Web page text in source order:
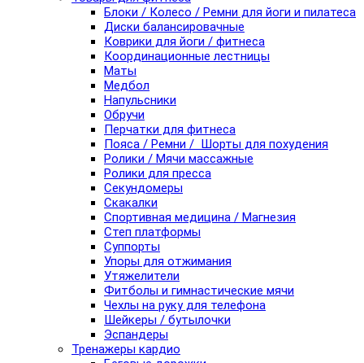
Блоки / Колесо / Ремни для йоги и пилатеса
Диски балансировачные
Коврики для йоги / фитнеса
Координационные лестницы
Маты
Медбол
Напульсники
Обручи
Перчатки для фитнеса
Пояса / Ремни / Шорты для похудения
Ролики / Мячи массажные
Ролики для пресса
Секундомеры
Скакалки
Спортивная медицина / Магнезия
Степ платформы
Суппорты
Упоры для отжимания
Утяжелители
Фитболы и гимнастические мячи
Чехлы на руку для телефона
Шейкеры / бутылочки
Эспандеры
Тренажеры кардио